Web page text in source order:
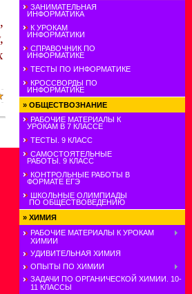
ЗАНИМАТЕЛЬНАЯ
ИНФОРМАТИКА
К УРОКАМ
ИНФОРМАТИКИ
СПРАВОЧНИК ПО
ИНФОРМАТИКЕ
ТЕСТЫ ПО ИНФОРМАТИКЕ
КРОССВОРДЫ ПО
ИНФОРМАТИКЕ
» ОБЩЕСТВОЗНАНИЕ
РАБОЧИЕ МАТЕРИАЛЫ К
УРОКАМ В 7 КЛАССЕ
ТЕСТЫ. 9 КЛАСС
САМОСТОЯТЕЛЬНЫЕ
РАБОТЫ. 9 КЛАСС
КОНТРОЛЬНЫЕ РАБОТЫ В
ФОРМАТЕ ЕГЭ
ШКОЛЬНЫЕ ОЛИМПИАДЫ
ПО ОБЩЕСТВОВЕДЕНИЮ
» ХИМИЯ
РАБОЧИЕ МАТЕРИАЛЫ К УРОКАМ
ХИМИИ
УДИВИТЕЛЬНАЯ ХИМИЯ
ОПЫТЫ ПО ХИМИИ
ЗАДАЧИ ПО ОРГАНИЧЕСКОЙ ХИМИИ. 10-
11 КЛАССЫ